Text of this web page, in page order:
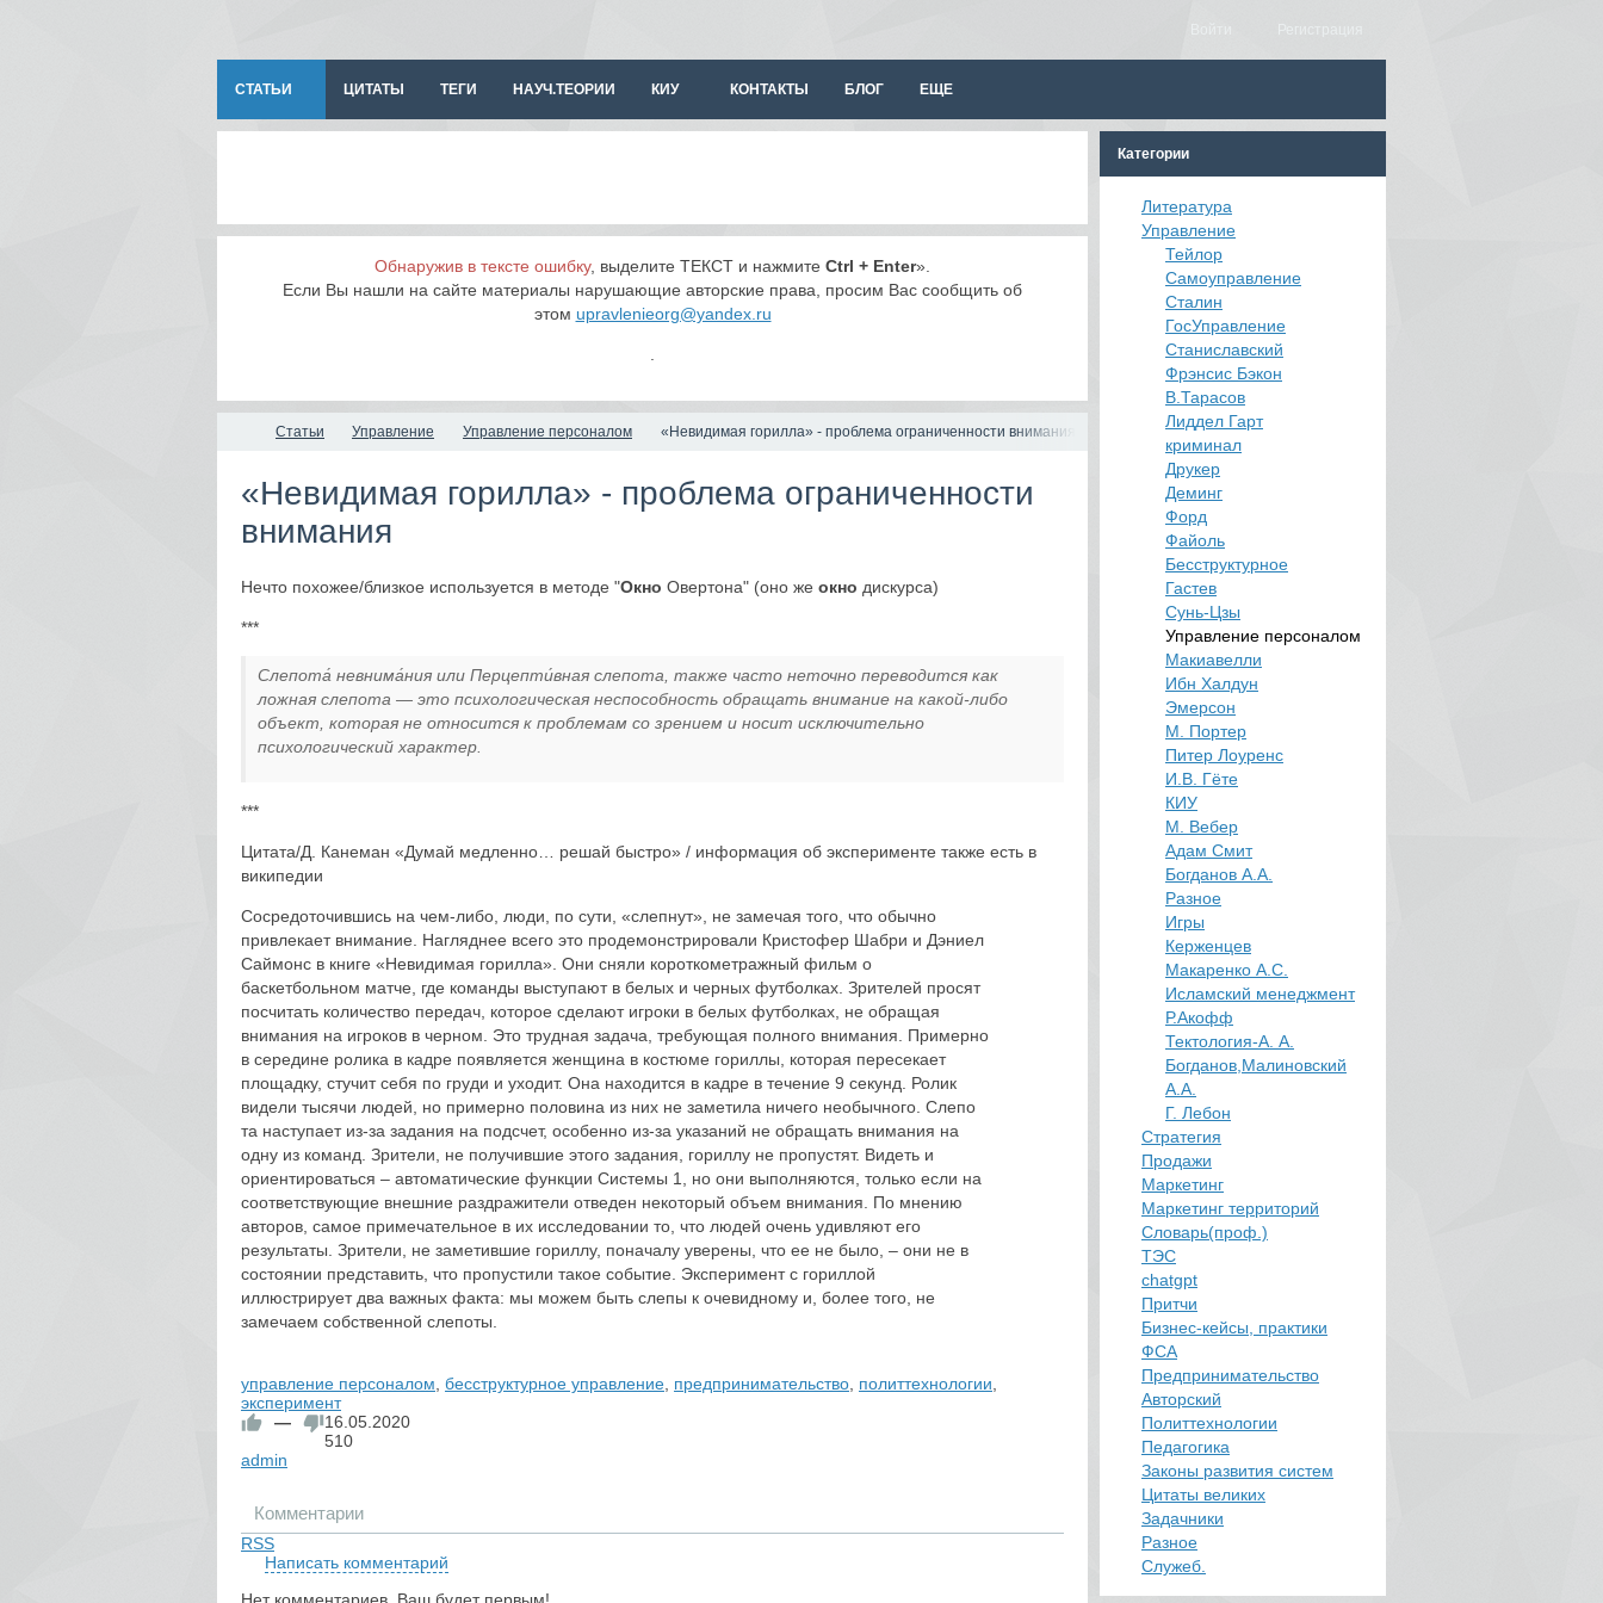
СТАТЬИ ЦИТАТЫ ТЕГИ НАУЧ.ТЕОРИИ КИУ КОНТАКТЫ БЛОГ ЕЩЕ
Обнаружив в тексте ошибку, выделите ТЕКСТ и нажмите Ctrl + Enter».
Если Вы нашли на сайте материалы нарушающие авторские права, просим Вас сообщить об
этом upravlenieorg@yandex.ru
Статьи Управление Управление персоналом «Невидимая горилла» - проблема ограниченности внимания
«Невидимая горилла» - проблема ограниченности
внимания
Нечто похожее/близкое используется в методе "Окно Овертона" (оно же окно дискурса)
***
Слепота́ невнима́ния или Перцепти́вная слепота, также часто неточно переводится как
ложная слепота — это психологическая неспособность обращать внимание на какой-либо
объект, которая не относится к проблемам со зрением и носит исключительно
психологический характер.
***
Цитата/Д. Канеман «Думай медленно… решай быстро» / информация об эксперименте также есть в
википедии
Сосредоточившись на чем-либо, люди, по сути, «слепнут», не замечая того, что обычно
привлекает внимание. Нагляднее всего это продемонстрировали Кристофер Шабри и Дэниел
Саймонс в книге «Невидимая горилла». Они сняли короткометражный фильм о
баскетбольном матче, где команды выступают в белых и черных футболках. Зрителей просят
посчитать количество передач, которое сделают игроки в белых футболках, не обращая
внимания на игроков в черном. Это трудная задача, требующая полного внимания. Примерно
в середине ролика в кадре появляется женщина в костюме гориллы, которая пересекает
площадку, стучит себя по груди и уходит. Она находится в кадре в течение 9 секунд. Ролик
видели тысячи людей, но примерно половина из них не заметила ничего необычного. Слепо
та наступает из-за задания на подсчет, особенно из-за указаний не обращать внимания на
одну из команд. Зрители, не получившие этого задания, гориллу не пропустят. Видеть и
ориентироваться – автоматические функции Системы 1, но они выполняются, только если на
соответствующие внешние раздражители отведен некоторый объем внимания. По мнению
авторов, самое примечательное в их исследовании то, что людей очень удивляют его
результаты. Зрители, не заметившие гориллу, поначалу уверены, что ее не было, – они не в
состоянии представить, что пропустили такое событие. Эксперимент с гориллой
иллюстрирует два важных факта: мы можем быть слепы к очевидному и, более того, не
замечаем собственной слепоты.
управление персоналом бесструктурное управление предпринимательство политтехнологии
эксперимент
—
16.05.2020
510
admin
Комментарии
RSS
Написать комментарий
Категории
Литература
Управление
Тейлор
Самоуправление
Сталин
ГосУправление
Станиславский
Фрэнсис Бэкон
В.Тарасов
Лиддел Гарт
криминал
Друкер
Деминг
Форд
Файоль
Бесструктурное
Гастев
Сунь-Цзы
Управление персоналом
Макиавелли
Ибн Халдун
Эмерсон
М. Портер
Питер Лоуренс
И.В. Гёте
КИУ
М. Вебер
Адам Смит
Богданов А.А.
Разное
Игры
Керженцев
Макаренко А.С.
Исламский менеджмент
Р.Акофф
Тектология-А. А.
Богданов,Малиновский
А.А.
​Г. Лебон
Стратегия
Продажи
Маркетинг
Маркетинг территорий
Словарь(проф.)
ТЭС
chatgpt
Притчи
Бизнес-кейсы, практики
ФСА
Предпринимательство
Авторский
Политтехнологии
​Педагогика
Законы развития систем
Цитаты великих
Задачники
Разное
Служеб.